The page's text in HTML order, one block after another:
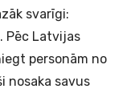
svarīgi:
. Pēc Latvijas
personām no
nosaka savus